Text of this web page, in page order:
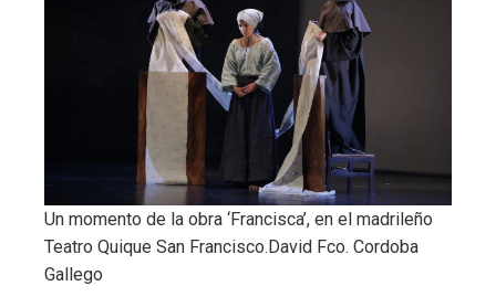
Un momento de la obra ‘Francisca’, en el madrileño
Teatro Quique San Francisco.David Fco. Cordoba
Gallego